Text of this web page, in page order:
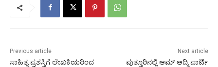
Previous article
ಸಾಹಿತ್ಯ ಪ್ರಶಸ್ತಿಗೆ ಲೇಖಕಿಯರಿಂದ
Next article
ಪುತ್ತೂರಿನಲ್ಲಿ ಆಮ್ ಆದ್ಮಿ ಪಾರ್ಟಿ